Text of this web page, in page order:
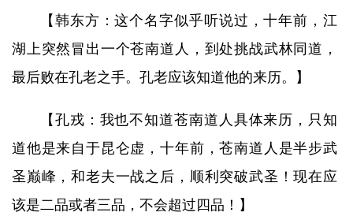
【韩东方：这个名字似乎听说过，十年前，江
湖上突然冒出一个苍南道人，到处挑战武林同道，
最后败在孔老之手。孔老应该知道他的来历。】
【孔戎：我也不知道苍南道人具体来历，只知
道他是来自于昆仑虚，十年前，苍南道人是半步武
圣巅峰，和老夫一战之后，顺利突破武圣！现在应
该是二品或者三品，不会超过四品！】